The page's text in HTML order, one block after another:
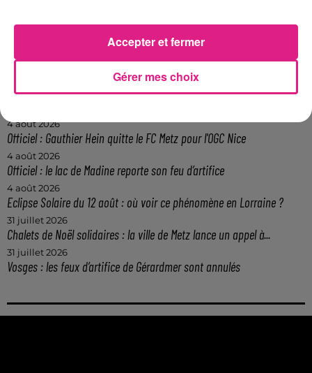
7 août 2026
Lorraine : une journée pas comme les autres au Parc animalier de...
6 août 2026
Metz : une distribution de lunette gratuite pour voir l’éclipse
5 août 2026
4 août 2026
Officiel : Gauthier Hein quitte le FC Metz pour l'OGC Nice
4 août 2026
Officiel : le lac de Madine reporte son feu d’artifice
4 août 2026
Eclipse Solaire du 12 août : où voir ce phénomène en Lorraine ?
31 juillet 2026
Chalets de Noël solidaires : la ville de Metz lance un appel à...
31 juillet 2026
Vosges : les feux d’artifice de Gérardmer sont annulés
Gérer mes choix
Accepter et fermer